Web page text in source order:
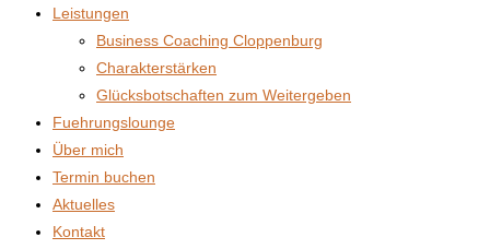
Leistungen
Business Coaching Cloppenburg
Charakterstärken
Glücksbotschaften zum Weitergeben
Fuehrungslounge
Über mich
Termin buchen
Aktuelles
Kontakt